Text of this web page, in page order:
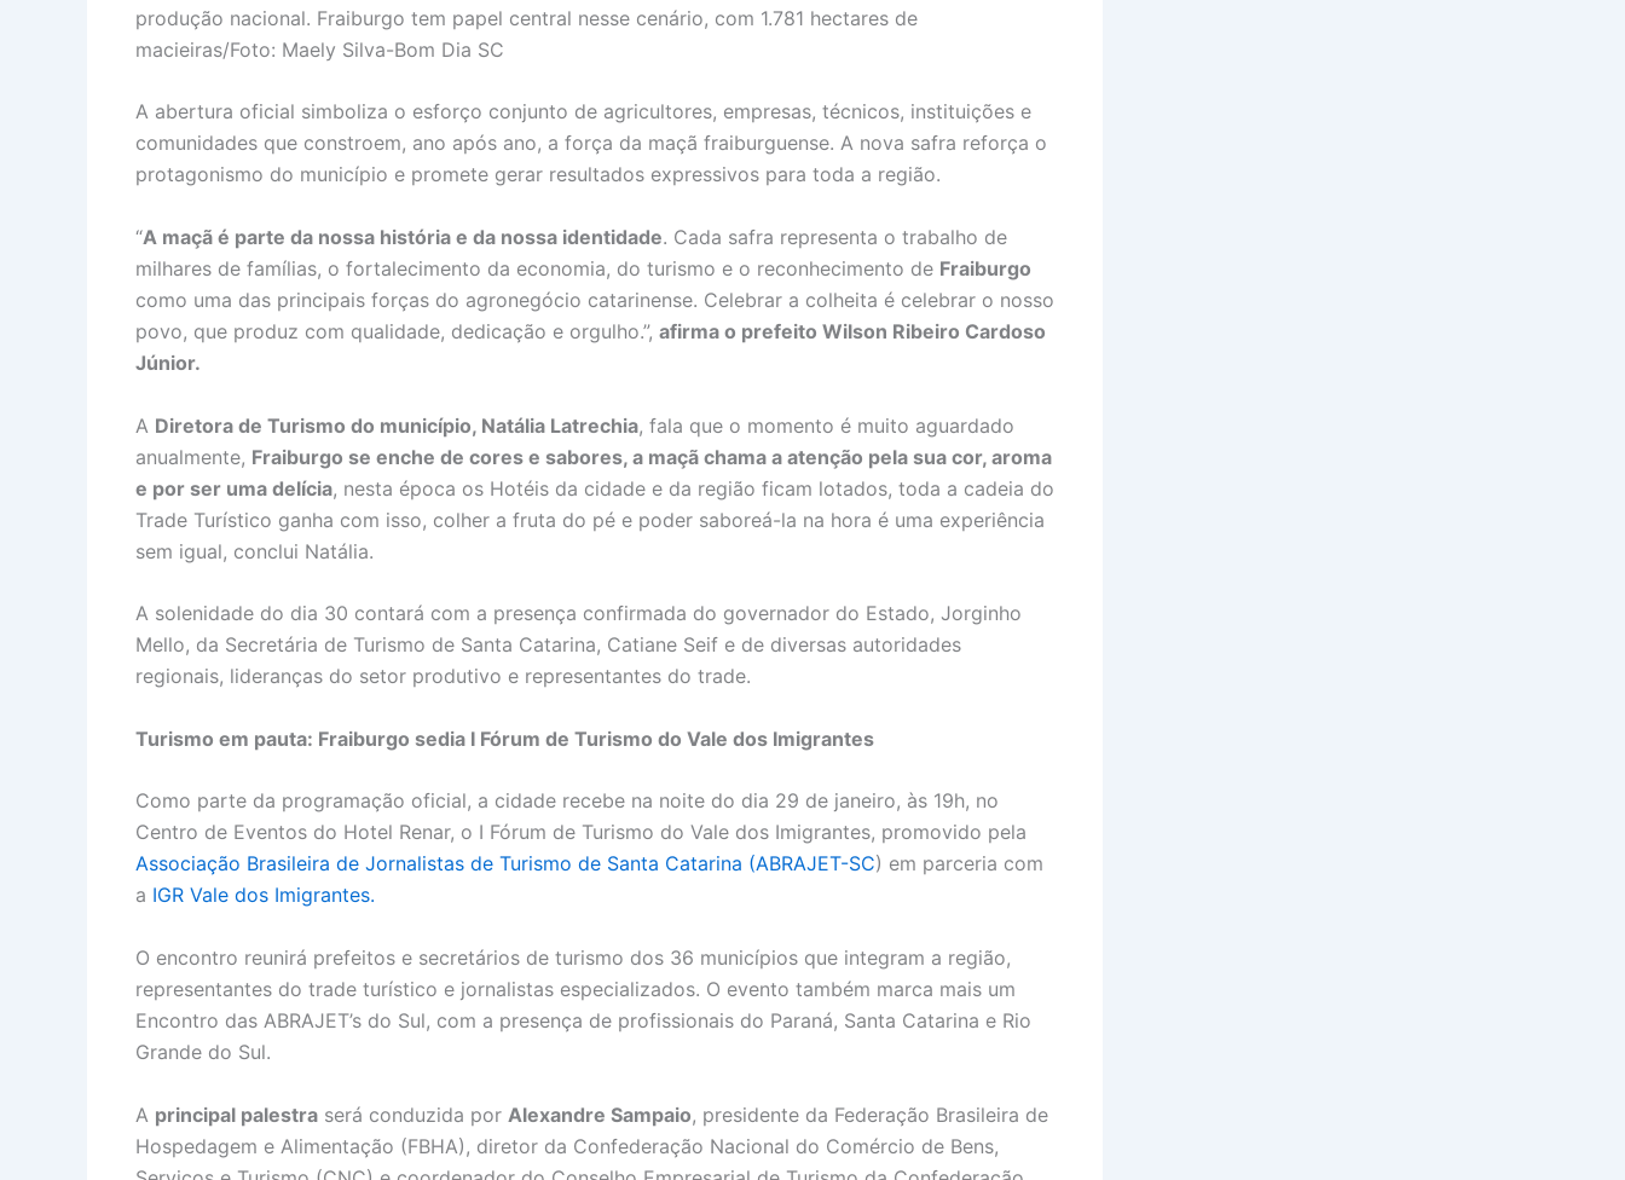
produção nacional. Fraiburgo tem papel central nesse cenário, com 1.781 hectares de
macieiras/Foto: Maely Silva-Bom Dia SC
A abertura oficial simboliza o esforço conjunto de agricultores, empresas, técnicos, instituições e
comunidades que constroem, ano após ano, a força da maçã fraiburguense. A nova safra reforça o
protagonismo do município e promete gerar resultados expressivos para toda a região.
“A maçã é parte da nossa história e da nossa identidade. Cada safra representa o trabalho de
milhares de famílias, o fortalecimento da economia, do turismo e o reconhecimento de Fraiburgo
como uma das principais forças do agronegócio catarinense. Celebrar a colheita é celebrar o nosso
povo, que produz com qualidade, dedicação e orgulho.”, afirma o prefeito Wilson Ribeiro Cardoso
Júnior.
A Diretora de Turismo do município, Natália Latrechia, fala que o momento é muito aguardado
anualmente, Fraiburgo se enche de cores e sabores, a maçã chama a atenção pela sua cor, aroma
e por ser uma delícia, nesta época os Hotéis da cidade e da região ficam lotados, toda a cadeia do
Trade Turístico ganha com isso, colher a fruta do pé e poder saboreá-la na hora é uma experiência
sem igual, conclui Natália.
A solenidade do dia 30 contará com a presença confirmada do governador do Estado, Jorginho
Mello, da Secretária de Turismo de Santa Catarina, Catiane Seif e de diversas autoridades
regionais, lideranças do setor produtivo e representantes do trade.
Turismo em pauta: Fraiburgo sedia I Fórum de Turismo do Vale dos Imigrantes
Como parte da programação oficial, a cidade recebe na noite do dia 29 de janeiro, às 19h, no
Centro de Eventos do Hotel Renar, o I Fórum de Turismo do Vale dos Imigrantes, promovido pela
Associação Brasileira de Jornalistas de Turismo de Santa Catarina (ABRAJET-SC) em parceria com
a IGR Vale dos Imigrantes.
O encontro reunirá prefeitos e secretários de turismo dos 36 municípios que integram a região,
representantes do trade turístico e jornalistas especializados. O evento também marca mais um
Encontro das ABRAJET’s do Sul, com a presença de profissionais do Paraná, Santa Catarina e Rio
Grande do Sul.
A principal palestra será conduzida por Alexandre Sampaio, presidente da Federação Brasileira de
Hospedagem e Alimentação (FBHA), diretor da Confederação Nacional do Comércio de Bens,